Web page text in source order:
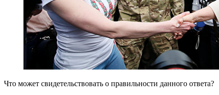
Что может свидетельствовать о правильности данного ответа?